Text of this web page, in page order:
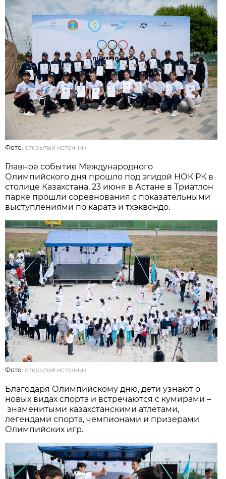
Фото:открытый источник
Главное событие Международного
Олимпийского дня прошло под эгидой НОК РК в
столице Казахстана. 23 июня в Астане в Триатлон
парке прошли соревнования с показательными
выступлениями по каратэ и тхэквондо.
Фото:открытый источник
Благодаря Олимпийскому дню, дети узнают о
новых видах спорта и встречаются с кумирами –
знаменитыми казахстанскими атлетами,
легендами спорта, чемпионами и призерами
Олимпийских игр.